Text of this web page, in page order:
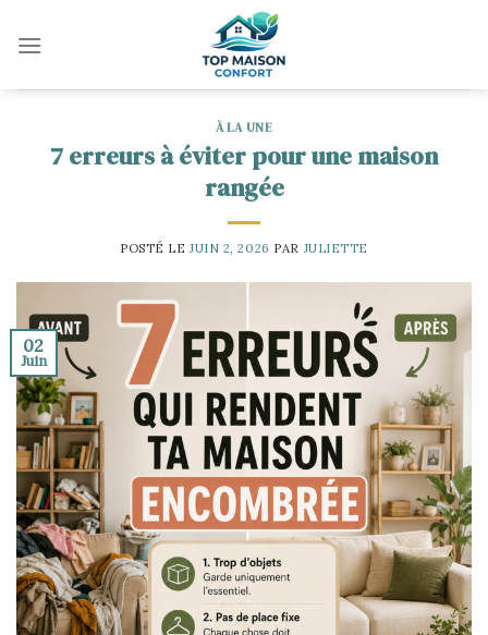
À LA UNE
7 erreurs à éviter pour une maison
rangée
POSTÉ LE JUIN 2, 2026 PAR JULIETTE
02
Juin